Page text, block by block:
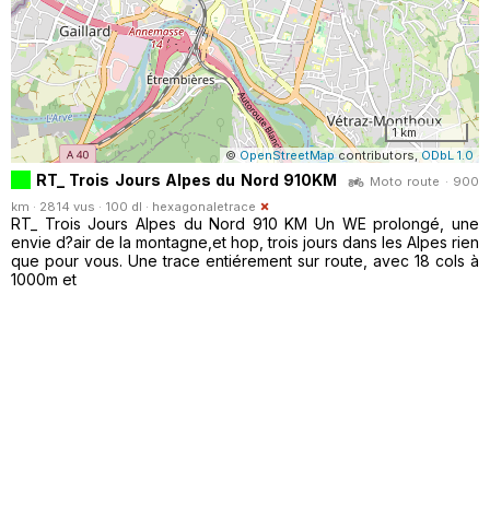
1 km
© OpenStreetMapcontributors,ODbL 1.0
RT_ Trois Jours Alpes du Nord 910KM
Moto route · 900
km · 2814 vus · 100 dl · hexagonaletrace
RT_ Trois Jours Alpes du Nord 910 KM Un WE prolongé, une
envie d?air de la montagne,et hop, trois jours dans les Alpes rien
que pour vous. Une trace entiérement sur route, avec 18 cols à
1000m et